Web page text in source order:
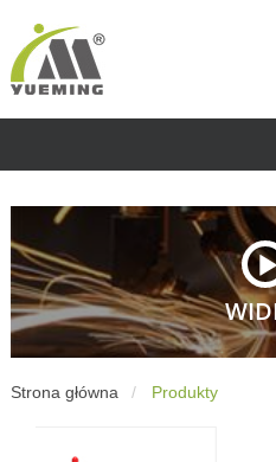
Strona główna Produkty